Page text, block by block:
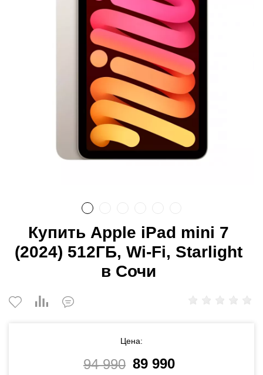
Купить Apple iPad mini 7
(2024) 512ГБ, Wi-Fi, Starlight
в Сочи
Цена:
94 990 89 990